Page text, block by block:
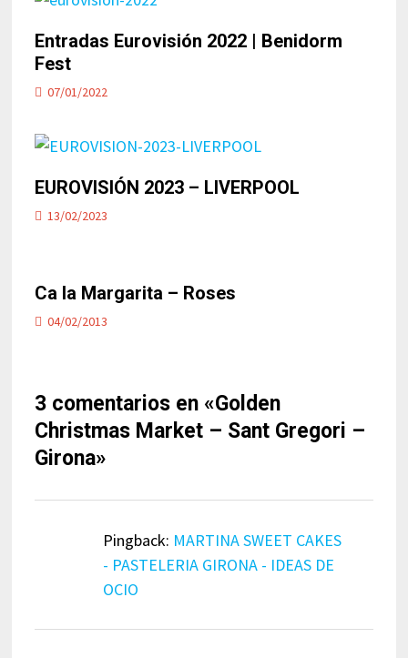
Entradas Eurovisión 2022 | Benidorm
Fest
07/01/2022
EUROVISIÓN 2023 – LIVERPOOL
13/02/2023
Ca la Margarita – Roses
04/02/2013
3 comentarios en «Golden
Christmas Market – Sant Gregori –
Girona»
Pingback: MARTINA SWEET CAKES
- PASTELERIA GIRONA - IDEAS DE
OCIO